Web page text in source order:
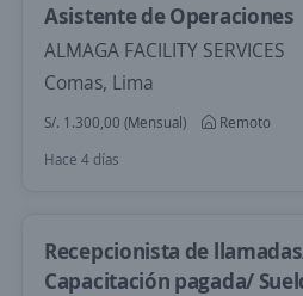
Asistente de Operaciones
ALMAGA FACILITY SERVICES
Comas, Lima
S/. 1.300,00 (Mensual)
Remoto
Hace 4 días
Recepcionista de
Capacitación pagada/